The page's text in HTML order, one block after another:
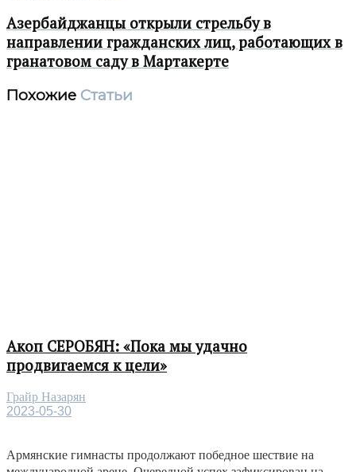
Азербайджанцы открыли стрельбу в
направлении гражданских лиц, работающих в
гранатовом саду в Мартакерте
Похожие Статьи
Акоп СЕРОБЯН: «Пока мы удачно
продвигаемся к цели»
Грайр Назарян
2023-05-30
Армянские гимнасты продолжают победное шествие на